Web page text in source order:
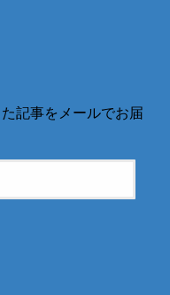
記事をメールでお届